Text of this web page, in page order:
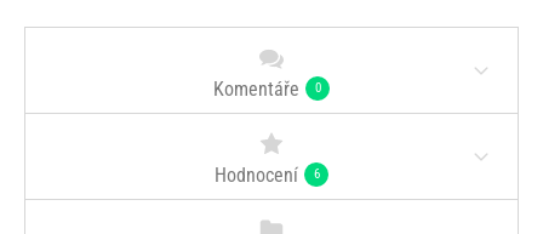
Komentáře 0
Hodnocení 6